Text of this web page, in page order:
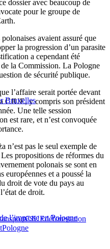
dossier avec beaucoup de
pour le groupe de
avaient assuré que
la progression d’un parasite
a cependant été
la Commission. La Pologne
de sécurité publique.
Bruxelles
l’affaire serait portée devant
CJUE, y compris son président
Une telle session
est rare, et n’est convoquée
n’est pas le seul exemple de
propositions de réformes du
polonais se sont en
européennes et a poussé la
droit de vote du pays au
de droit.
l’impasse en Pologne
CJUEdéforestation
Pologne